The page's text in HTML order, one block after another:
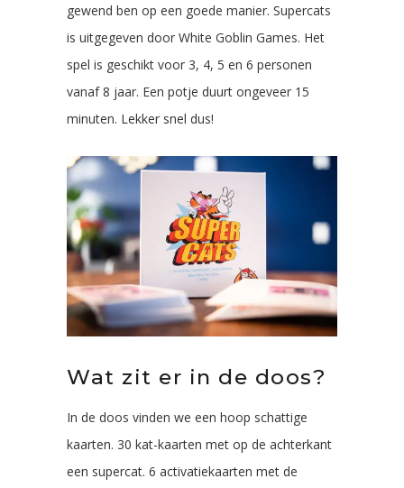
gewend ben op een goede manier. Supercats
is uitgegeven door White Goblin Games. Het
spel is geschikt voor 3, 4, 5 en 6 personen
vanaf 8 jaar. Een potje duurt ongeveer 15
minuten. Lekker snel dus!
Wat zit er in de doos?
In de doos vinden we een hoop schattige
kaarten. 30 kat-kaarten met op de achterkant
een supercat. 6 activatiekaarten met de